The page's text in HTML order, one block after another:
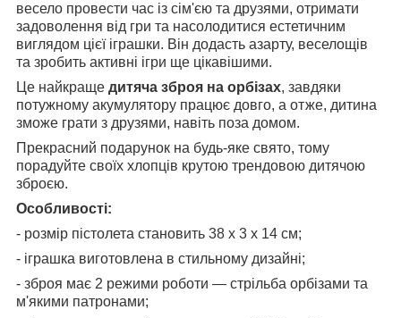
весело провести час із сім'єю та друзями, отримати
задоволення від гри та насолодитися естетичним
виглядом цієї іграшки. Він додасть азарту, веселощів
та зробить активні ігри ще цікавішими.
Це найкраще дитяча зброя на орбізах, завдяки
потужному акумулятору працює довго, а отже, дитина
зможе грати з друзями, навіть поза домом.
Прекрасний подарунок на будь-яке свято, тому
порадуйте своїх хлопців крутою трендовою дитячою
зброєю.
Особливості:
- розмір пістолета становить 38 х 3 х 14 см;
- іграшка виготовлена в стильному дизайні;
- зброя має 2 режими роботи — стрільба орбізами та
м'якими патронами;